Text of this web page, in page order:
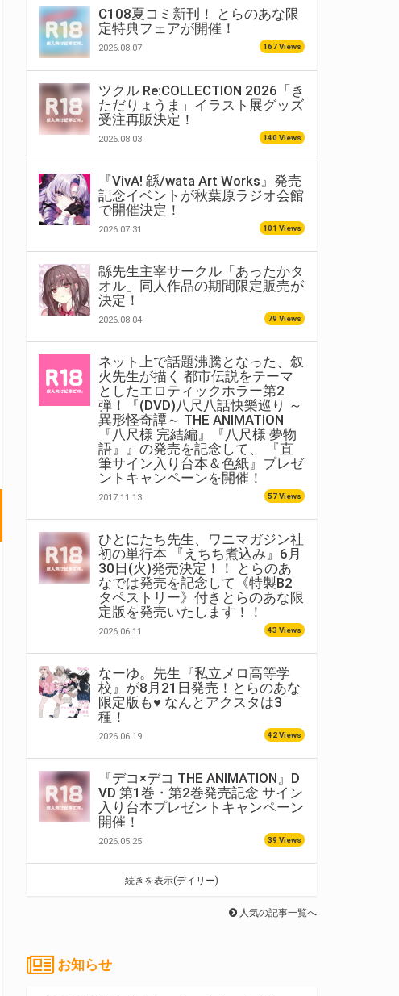
C108夏コミ新刊！ とらのあな限
定特典フェアが開催！
2026.08.07 167 Views
ツクル Re:COLLECTION 2026「き
ただりょうま」イラスト展グッズ
受注再販決定！
2026.08.03 140 Views
『VivA! 緜/wata Art Works』発売
記念イベントが秋葉原ラジオ会館
で開催決定！
2026.07.31 101 Views
緜先生主宰サークル「あったかタ
オル」同人作品の期間限定販売が
決定！
2026.08.04 79 Views
ネット上で話題沸騰となった、叙
火先生が描く 都市伝説をテーマ
としたエロティックホラー第2
弾！『(DVD)八尺八話快樂巡り ～
異形怪奇譚～ THE ANIMATION
『八尺様 完結編』『八尺様 夢物
語』』の発売を記念して、 『直
筆サイン入り台本＆色紙』プレゼ
ントキャンペーンを開催！
2017.11.13 57 Views
ひとにたち先生、ワニマガジン社
初の単行本 『えちち煮込み』6月
30日(火)発売決定！！ とらのあ
なでは発売を記念して《特製B2
タペストリー》付きとらのあな限
定版を発売いたします！！
2026.06.11 43 Views
なーゆ。先生『私立メロ高等学
校』が8月21日発売！とらのあな
限定版も♥ なんとアクスタは3
種！
2026.06.19 42 Views
『デコ×デコ THE ANIMATION』D
VD 第1巻・第2巻発売記念 サイン
入り台本プレゼントキャンペーン
開催！
2026.05.25 39 Views
続きを表示(デイリー)
人気の記事一覧へ
お知らせ